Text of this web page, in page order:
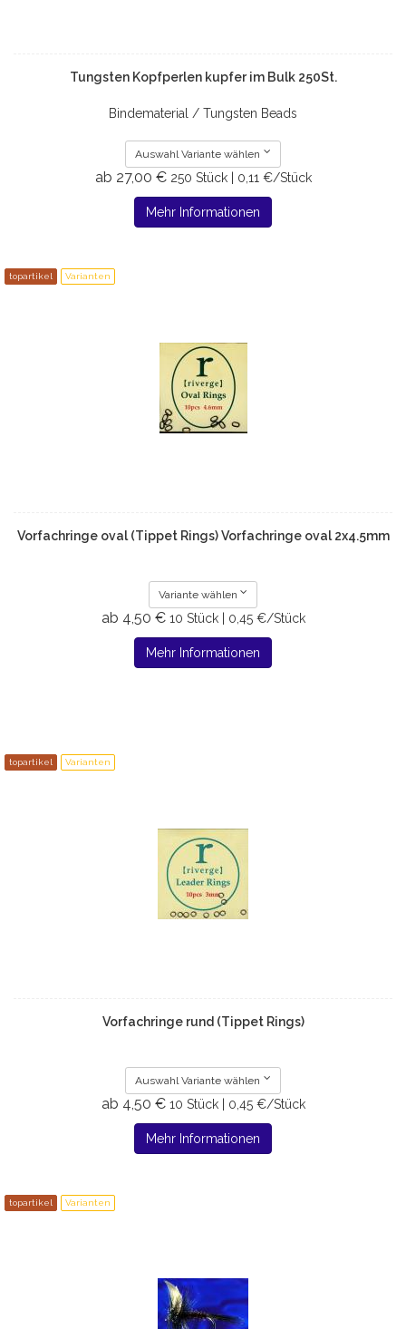
Tungsten Kopfperlen kupfer im Bulk 250St.
Bindematerial / Tungsten Beads
Auswahl Variante wählen
ab 27,00 € 250 Stück | 0,11 €/Stück
Mehr Informationen
topartikel Varianten
Vorfachringe oval (Tippet Rings) Vorfachringe oval 2x4.5mm
Variante wählen
ab 4,50 € 10 Stück | 0,45 €/Stück
Mehr Informationen
topartikel Varianten
Vorfachringe rund (Tippet Rings)
Auswahl Variante wählen
ab 4,50 € 10 Stück | 0,45 €/Stück
Mehr Informationen
topartikel Varianten